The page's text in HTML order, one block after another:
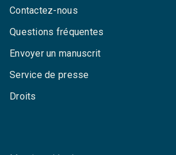
Contactez-nous
Questions fréquentes
Envoyer un manuscrit
Service de presse
Droits